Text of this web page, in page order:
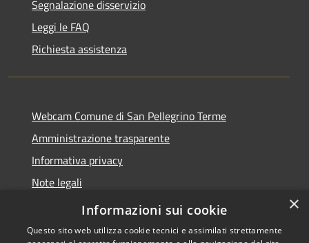
Segnalazione disservizio
Leggi le FAQ
Richiesta assistenza
Webcam Comune di San Pellegrino Terme
Amministrazione trasparente
Informativa privacy
Note legali
Dichiarazione di accessibilità
×
Informazioni sui cookie
Questo sito web utilizza cookie tecnici e assimilati strettamente